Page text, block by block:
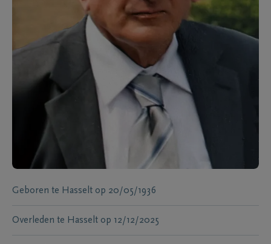
Geboren te Hasselt op 20/05/1936
Overleden te Hasselt op 12/12/2025